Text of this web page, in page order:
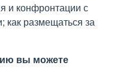
и конфронтации с
размещаться за
вы можете